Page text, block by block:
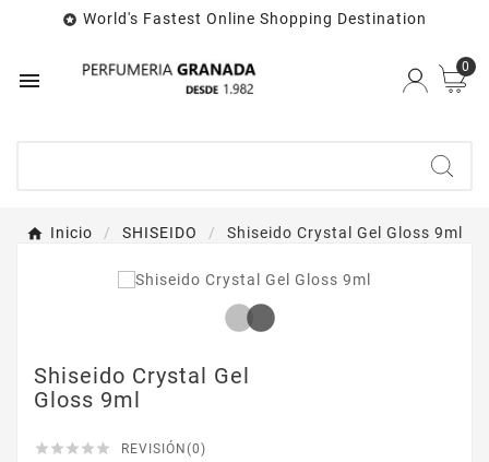
 World's Fastest Online Shopping Destination

0
Inicio SHISEIDO Shiseido Crystal Gel Gloss 9ml
Shiseido Crystal Gel
Gloss 9ml
     REVISIÓN(0)